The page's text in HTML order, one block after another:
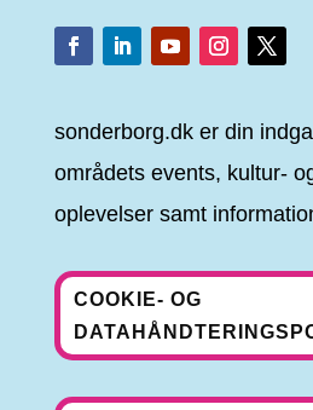
sonderborg.dk er din
områdets events, kultur-
oplevelser samt
COOKIE- OG